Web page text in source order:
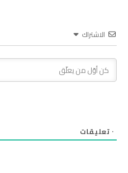
الاشتراك
٠ تعليقات